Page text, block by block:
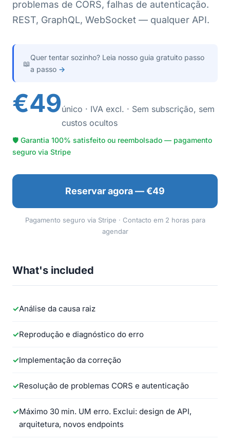
problemas de CORS, falhas de autenticação.
REST, GraphQL, WebSocket — qualquer API.
📖
Quer tentar sozinho? Leia nosso guia gratuito passo
a passo →
€49único · IVA excl. · Sem subscrição, sem
custos ocultos
🛡 Garantia 100% satisfeito ou reembolsado — pagamento
seguro via Stripe
Reservar agora — €49
Pagamento seguro via Stripe · Contacto em 2 horas para
agendar
What's included
Análise da causa raiz
Reprodução e diagnóstico do erro
Implementação da correção
Resolução de problemas CORS e autenticação
Máximo 30 min. UM erro. Exclui: design de API,
arquitetura, novos endpoints